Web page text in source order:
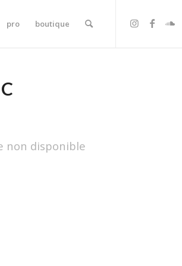
pro boutique
non disponible